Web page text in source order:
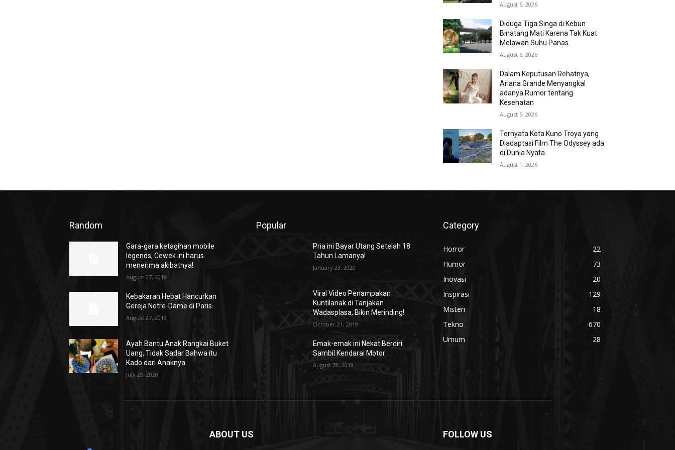
August 6, 2026
Diduga Tiga Singa di Kebun
Binatang Mati Karena Tak Kuat
Melawan Suhu Panas
August 6, 2026
Dalam Keputusan Rehatnya,
Ariana Grande Menyangkal
adanya Rumor tentang
Kesehatan
August 5, 2026
Ternyata Kota Kuno Troya yang
Diadaptasi Film The Odyssey ada
di Dunia Nyata
August 1, 2026
Random
Gara-gara ketagihan mobile
legends, Cewek ini harus
menerima akibatnya!
August 27, 2019
Kebakaran Hebat Hancurkan
Gereja Notre-Dame di Paris
August 27, 2019
Ayah Bantu Anak Rangkai Buket
Uang, Tidak Sadar Bahwa itu
Kado dari Anaknya
July 29, 2020
Popular
Pria ini Bayar Utang Setelah 18
Tahun Lamanya!
January 23, 2020
Viral Video Penampakan
Kuntilanak di Tanjakan
Wadasplasa, Bikin Merinding!
October 21, 2019
Emak-emak ini Nekat Berdiri
Sambil Kendarai Motor
August 28, 2019
Category
Horror
22
Humor
73
Inovasi
20
Inspirasi
129
Misteri
18
Tekno
670
Umum
28
ABOUT US FOLLOW US